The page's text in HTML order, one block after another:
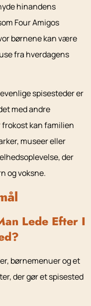
hinandens
Four Amigos
børnene kan være
fra hverdagens
spisesteder er
med andre
kan familien
museer eller
der
og voksne.
Lede Efter I
børnemenuer og et
der gør et spisested